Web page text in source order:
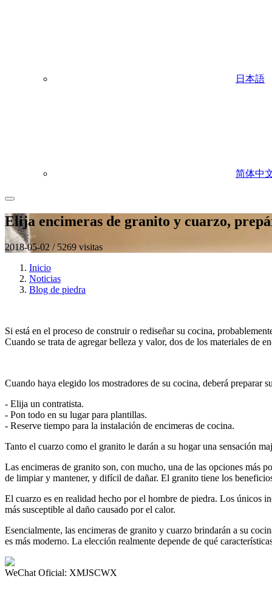
日本語
简体中
Elija encimeras de granito y cuarzo,
2018-05-02 / 5269 visitas
Inicio
Noticias
Blog de piedra
Si está en el proceso de construir o rediseñar su cocina,
Cuando se trata de agregar belleza y valor, dos de los materiales de
Cuando haya elegido los mostradores de su cocina, deberá preparar
- Elija un contratista.
- Pon todo en su lugar para plantillas.
- Reserve tiempo para la instalación de encimeras de cocina.
Tanto el cuarzo como el granito le darán a su hogar una sensación
Las encimeras de granito son, con mucho, una de las opciones más
de limpiar y mantener, y difícil de dañar. El granito tiene los
El cuarzo es en realidad hecho por el hombre de piedra. Los únicos
más susceptible al daño causado por el calor.
Esencialmente, las encimeras de granito y cuarzo brindarán a su
es más moderno. La elección realmente depende de qué
WeChat Oficial: XMJSCWX